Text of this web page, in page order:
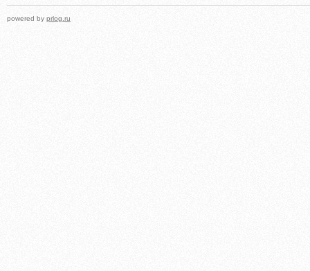
powered by prlog.ru